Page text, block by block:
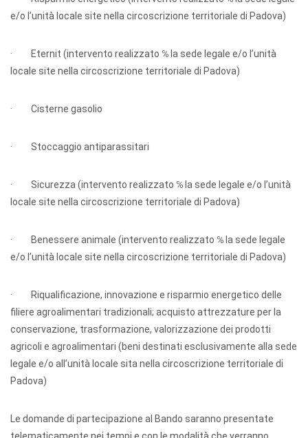
e/o l’unità locale site nella circoscrizione territoriale di Padova)
· Eternit (intervento realizzato ℅ la sede legale e/o l’unità
locale site nella circoscrizione territoriale di Padova)
· Cisterne gasolio
· Stoccaggio antiparassitari
· Sicurezza (intervento realizzato ℅ la sede legale e/o l’unità
locale site nella circoscrizione territoriale di Padova)
· Benessere animale (intervento realizzato ℅ la sede legale
e/o l’unità locale site nella circoscrizione territoriale di Padova)
· Riqualificazione, innovazione e risparmio energetico delle
filiere agroalimentari tradizionali; acquisto attrezzature per la
conservazione, trasformazione, valorizzazione dei prodotti
agricoli e agroalimentari (beni destinati esclusivamente alla sede
legale e/o all’unità locale sita nella circoscrizione territoriale di
Padova)
Le domande di partecipazione al Bando saranno presentate